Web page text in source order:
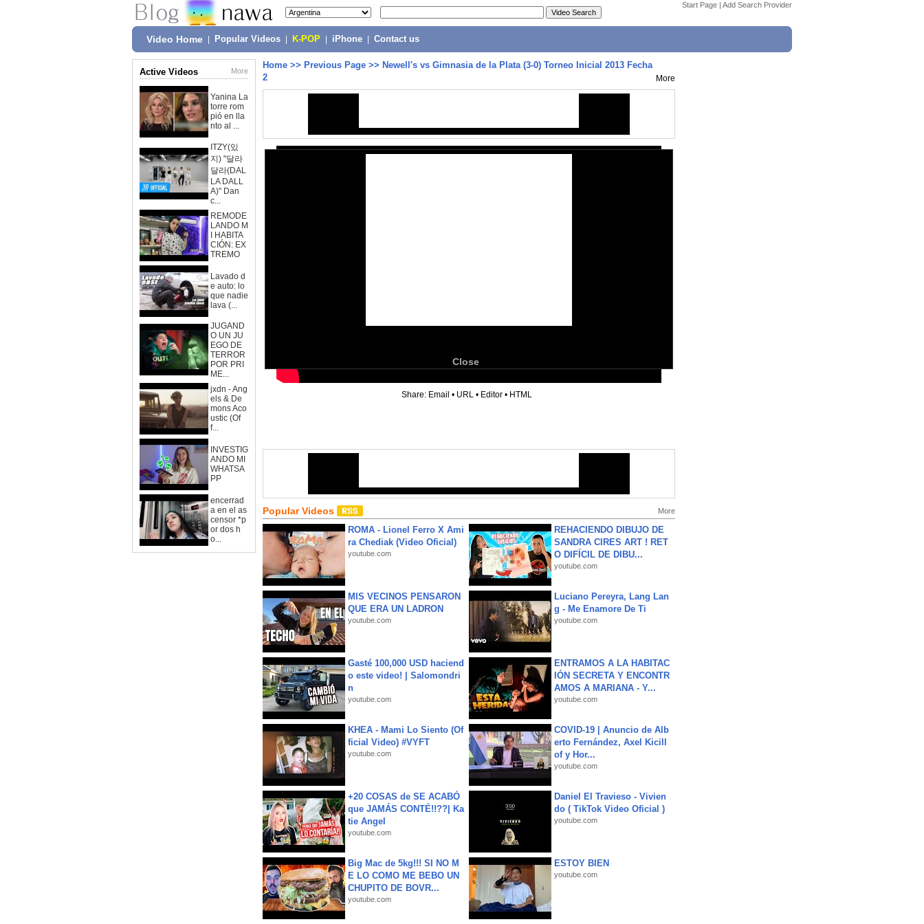
Start Page | Add Search Provider
Video Home Popular Videos K-POP iPhone Contact us
Active Videos More
Yanina La
torre rom
pió en lla
nto al ...
ITZY(있
지) "달라
달라(DAL
LA DALL
A)" Dan
c...
REMODE
LANDO M
I HABITA
CIÓN: EX
TREMO
Lavado d
e auto: lo
que nadie
lava (...
JUGAND
O UN JU
EGO DE
TERROR
POR PRI
ME...
jxdn - Ang
els & De
mons Aco
ustic (Of
f...
INVESTIG
ANDO MI
WHATSA
PP
encerrad
a en el as
censor *p
or dos h
o...
Home >> Previous Page >> Newell's vs Gimnasia de la Plata (3-0) Torneo Inicial 2013 Fecha
2
More
Close
Share: Email • URL • Editor • HTML
Popular Videos More
ROMA - Lionel Ferro X Ami
ra Chediak (Video Oficial)
youtube.com
REHACIENDO DIBUJO DE
SANDRA CIRES ART ! RET
O DIFÍCIL DE DIBU...
youtube.com
MIS VECINOS PENSARON
QUE ERA UN LADRON
youtube.com
Luciano Pereyra, Lang Lan
g - Me Enamore De Ti
youtube.com
Gasté 100,000 USD haciend
o este video! | Salomondri
n
youtube.com
ENTRAMOS A LA HABITAC
IÓN SECRETA Y ENCONTR
AMOS A MARIANA - Y...
youtube.com
KHEA - Mami Lo Siento (Of
ficial Video) #VYFT
youtube.com
COVID-19 | Anuncio de Alb
erto Fernández, Axel Kicill
of y Hor...
youtube.com
+20 COSAS de SE ACABÓ
que JAMÁS CONTÉ!!??| Ka
tie Angel
youtube.com
Daniel El Travieso - Vivien
do ( TikTok Video Oficial )
youtube.com
Big Mac de 5kg!!! SI NO M
E LO COMO ME BEBO UN
CHUPITO DE BOVR...
youtube.com
ESTOY BIEN
youtube.com